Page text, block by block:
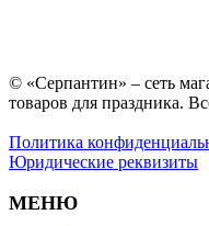
© «Серпантин» – сеть
товаров для праздника.
Политика
Юридические реквизиты
МЕНЮ